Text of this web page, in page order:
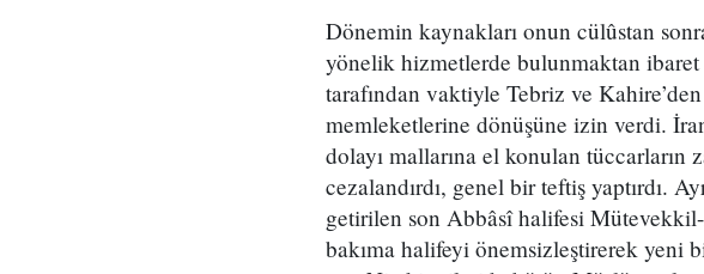
Dönemin kaynakları onun cülûstan
yönelik hizmetlerde bulunmaktan
tarafından vaktiyle Tebriz ve
memleketlerine dönüşüne izin verdi.
dolayı mallarına el konulan tüccarların
cezalandırdı, genel bir teftiş yaptırdı.
getirilen son Abbâsî halifesi Mütevekkil-
bakıma halifeyi önemsizleştirerek yeni